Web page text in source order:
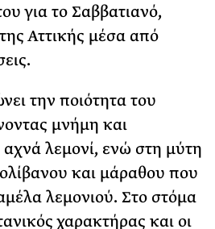
για το Σαββατιανό,
Αττικής μέσα από
την ποιότητα του
μνήμη και
λεμονί, ενώ στη μύτη
και μάραθου που
λεμονιού. Στο στόμα
χαρακτήρας και οι